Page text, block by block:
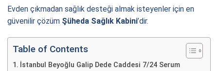
Evden çıkmadan sağlık desteği almak isteyenler için en
güvenilir çözüm Şüheda Sağlık Kabini’dir.
Table of Contents
İstanbul Beyoğlu Galip Dede Caddesi 7/24 Serum